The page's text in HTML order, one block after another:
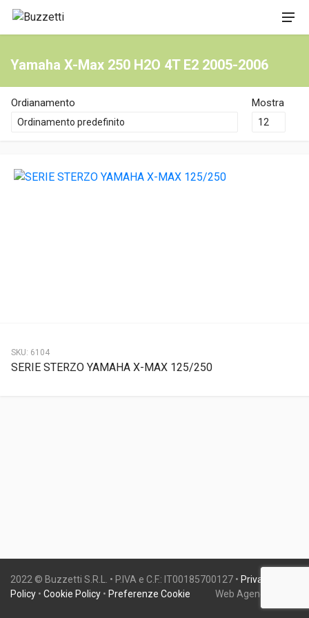
Yamaha X-Max 250 H2O 4T E2 2005-2006
Ordianamento Mostra
SKU: 6104
SERIE STERZO YAMAHA X-MAX 125/250
2022 © Buzzetti S.R.L. • P.IVA e C.F.: IT00185700127 • Privacy
Policy • Cookie Policy • Preferenze Cookie Web Agency: